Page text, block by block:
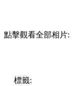
點擊觀看全部相片:
標籤: